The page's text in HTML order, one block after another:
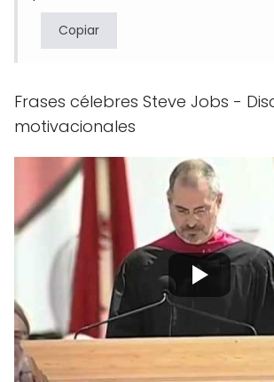
Copiar
Frases célebres Steve Jobs -
motivacionales